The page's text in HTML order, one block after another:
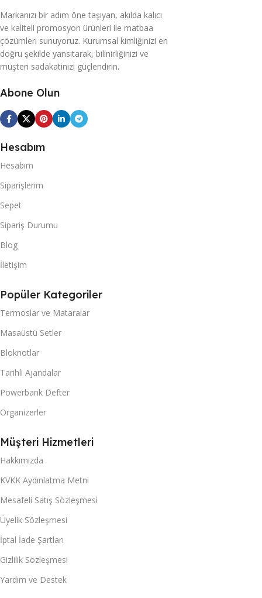
Markanızı bir adım öne taşıyan, akılda kalıcı
ve kaliteli promosyon ürünleri ile matbaa
çözümleri sunuyoruz. Kurumsal kimliğinizi en
doğru şekilde yansıtarak, bilinirliğinizi ve
müşteri sadakatinizi güçlendirin.
Abone Olun
Hesabım
Hesabım
Siparişlerim
Sepet
Sipariş Durumu
Blog
İletişim
Popüler Kategoriler
Termoslar ve Mataralar
Masaüstü Setler
Bloknotlar
Tarihli Ajandalar
Powerbank Defter
Organizerler
Müşteri Hizmetleri
Hakkımızda
KVKK Aydınlatma Metni
Mesafeli Satış Sözleşmesi
Üyelik Sözleşmesi
İptal İade Şartları
Gizlilik Sözleşmesi
Yardım ve Destek